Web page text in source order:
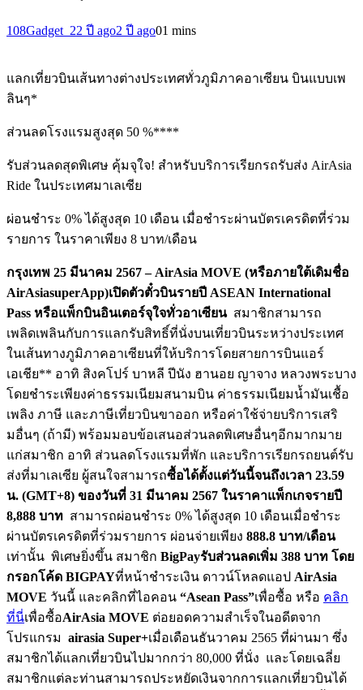
108Gadget_22 ปี ago2 ปี ago01 mins
แลกเที่ยวบินเส้นทางต่างประเทศทั่วภูมิภาคอาเซียน บินแบบเพ
ลินๆ*
ส่วนลดโรงแรมสูงสุด 50 %****
รับส่วนลดสุดพิเศษ คุ้มจุใจ! สำหรับบริการเรียกรถรับส่ง AirAsia
Ride ในประเทศมาเลเซีย
ผ่อนชำระ 0% ได้สูงสุด 10 เดือน เมื่อชำระผ่านบัตรเครดิตที่ร่วม
รายการ ในราคาเพียง 8 บาท/เดือน
กรุงเทพ 25 มีนาคม 2567 – AirAsia MOVE (หรือภายใต้เดิมชื่อ
AirAsiasuperApp)เปิดตัวตั๋วบินรายปี ASEAN International
Pass หรือแพ็กบินอินเตอร์จุใจทั่วอาเซียน สมาชิกสามารถ
เพลิดเพลินกับการแลกรับสิทธิ์ที่นั่งบนเที่ยวบินระหว่างประเทศ
ในเส้นทางภูมิภาคอาเซียนที่ให้บริการโดยสายการบินแอร์
เอเชีย** อาทิ สิงคโปร์ บาหลี ปีนัง ฮานอย ญาจาง หลวงพระบาง
โดยชำระเพียงค่าธรรมเนียมสนามบิน ค่าธรรมเนียมน้ำมันเชื้อ
เพลิง ภาษี และภาษีเที่ยวบินขาออก หรือค่าใช้จ่ายบริการเสริ
มอื่นๆ (ถ้ามี) พร้อมมอบข้อเสนอส่วนลดพิเศษอื่นๆอีกมากมาย
แก่สมาชิก อาทิ ส่วนลดโรงแรมที่พัก และบริการเรียกรถยนต์รับ
ส่งที่มาเลเซีย ผู้สนใจสามารถซื้อได้ตั้งแต่วันนี้จนถึงเวลา 23.59
น. (GMT+8) ของวันที่ 31 มีนาคม 2567 ในราคาแพ็กเกจรายปี
8,888 บาท สามารถผ่อนชำระ 0% ได้สูงสุด 10 เดือนเมื่อชำระ
ผ่านบัตรเครดิตที่ร่วมรายการ ผ่อนจ่ายเพียง 888.8 บาท/เดือน
เท่านั้น พิเศษยิ่งขึ้น สมาชิก BigPayรับส่วนลดเพิ่ม 388 บาท โดย
กรอกโค้ด BIGPAYที่หน้าชำระเงิน ดาวน์โหลดแอป AirAsia
MOVE วันนี้ และคลิกที่ไอคอน “Asean Pass”เพื่อซื้อ หรือ คลิก
ที่นี่เพื่อซื้อAirAsia MOVE ต่อยอดความสำเร็จในอดีตจาก
โปรแกรม airasia Super+เมื่อเดือนธันวาคม 2565 ที่ผ่านมา ซึ่ง
สมาชิกได้แลกเที่ยวบินไปมากกว่า 80,000 ที่นั่ง และโดยเฉลี่ย
สมาชิกแต่ละท่านสามารถประหยัดเงินจากการแลกเที่ยวบินได้